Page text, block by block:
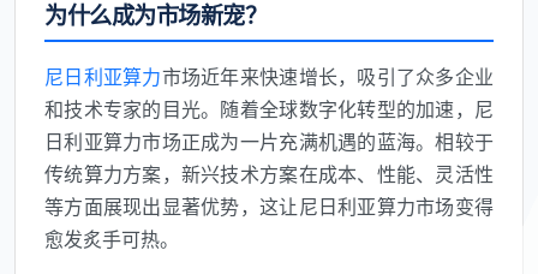
为什么成为市场新宠？
尼日利亚算力市场近年来快速增长，吸引了众多企业
和技术专家的目光。随着全球数字化转型的加速，尼
日利亚算力市场正成为一片充满机遇的蓝海。相较于
传统算力方案，新兴技术方案在成本、性能、灵活性
等方面展现出显著优势，这让尼日利亚算力市场变得
愈发炙手可热。